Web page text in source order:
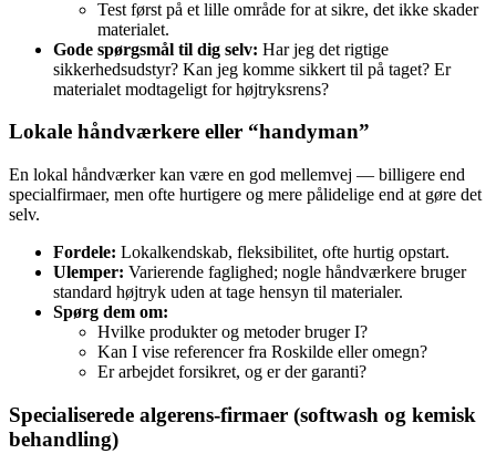
Test først på et lille område for at sikre, det ikke skader
materialet.
Gode spørgsmål til dig selv: Har jeg det rigtige
sikkerhedsudstyr? Kan jeg komme sikkert til på taget? Er
materialet modtageligt for højtryksrens?
Lokale håndværkere eller “handyman”
En lokal håndværker kan være en god mellemvej — billigere end
specialfirmaer, men ofte hurtigere og mere pålidelige end at gøre det
selv.
Fordele: Lokalkendskab, fleksibilitet, ofte hurtig opstart.
Ulemper: Varierende faglighed; nogle håndværkere bruger
standard højtryk uden at tage hensyn til materialer.
Spørg dem om:
Hvilke produkter og metoder bruger I?
Kan I vise referencer fra Roskilde eller omegn?
Er arbejdet forsikret, og er der garanti?
Specialiserede algerens‑firmaer (softwash og kemisk
behandling)